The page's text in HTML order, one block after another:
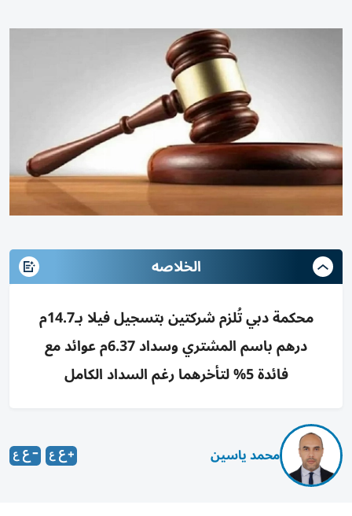
الخلاصه
محكمة دبي تُلزم شركتين بتسجيل فيلا بـ14.7م
درهم باسم المشتري وسداد 6.37م عوائد مع
فائدة 5% لتأخرهما رغم السداد الكامل
محمد ياسين